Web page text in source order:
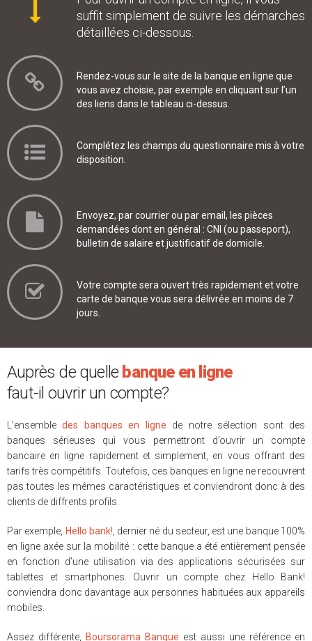
suffit simplement de suivre les démarches
détaillées ci-dessous.
Rendez-vous sur le site de la banque en ligne que
vous avez choisie, par exemple en cliquant sur l’un
des liens dans le tableau ci-dessus.
Complétez les champs du questionnaire mis à votre
disposition.
Envoyez, par courrier ou par email, les pièces
demandées dont en général : CNI (ou passeport),
bulletin de salaire et justificatif de domicile.
Votre compte sera ouvert très rapidement et votre
carte de banque vous sera délivrée en moins de 7
jours.
Auprès de quelle banque en ligne
faut-il ouvrir un compte?
L’ensembledes banques en ligne de notre sélection sont des
banques sérieuses qui vous permettront d’ouvrir un compte
bancaire en ligne rapidement et simplement, en vous offrant des
tarifs très compétitifs. Toutefois, ces banques en ligne ne recouvrent
pas toutes les mêmes caractéristiques et conviendront donc à des
clients de diffrents profils.
Par exemple, Hello bank! , dernier né du secteur, est une banque 100%
en ligne axée sur la mobilité : cette banque a été entièrement pensée
en fonction d’une utilisation via des applications sécurisées sur
tablettes et smartphones. Ouvrir un compte chez Hello Bank!
conviendra donc davantage aux personnes habituées aux appareils
mobiles.
Assez différente, Boursorama Banque est aussi une référence en